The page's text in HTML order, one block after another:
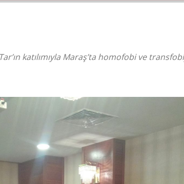
katılımıyla Maraş’ta homofobi ve